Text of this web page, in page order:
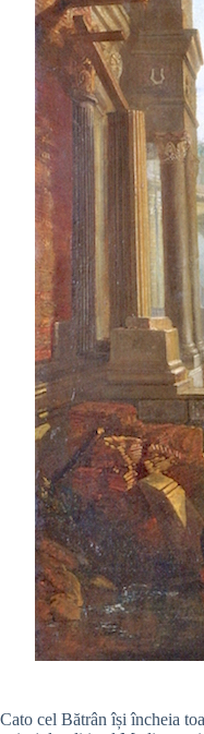
Cato cel Bătrân își încheia